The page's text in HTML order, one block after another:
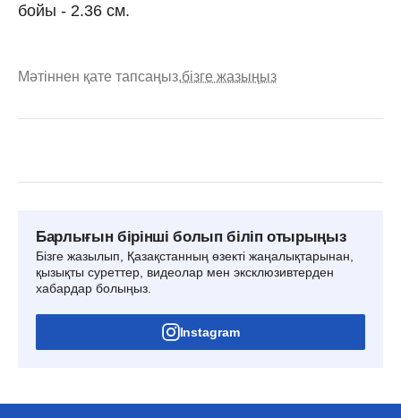
бойы - 2.36 см.
Мәтіннен қате тапсаңыз,бізге жазыңыз
Барлығын бірінші болып біліп отырыңыз
Бізге жазылып, Қазақстанның өзекті жаңалықтарынан,
қызықты суреттер, видеолар мен эксклюзивтерден
хабардар болыңыз.
Instagram